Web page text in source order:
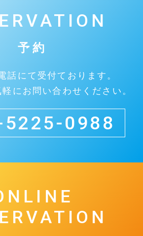
予約
話にて受付ております。
にお問い合わせください。
5225-0988